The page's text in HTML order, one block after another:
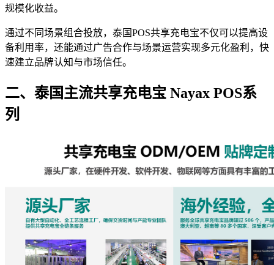
规模化收益。
通过不同场景组合投放，泰国POS共享充电宝不仅可以提高设
备利用率，还能通过广告合作与场景运营实现多元化盈利，快
速建立品牌认知与市场信任。
二、泰国主流共享充电宝 Nayax POS系
列